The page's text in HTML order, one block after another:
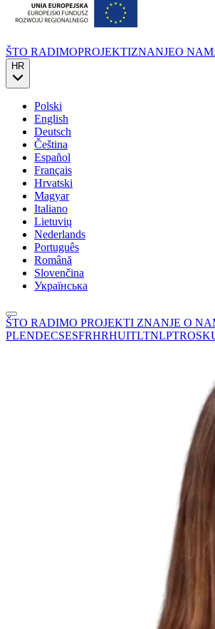
ŠTO RADIMOPROJEKTIZNANJEO
HR
Polski
English
Deutsch
Čeština
Español
Français
Hrvatski
Magyar
Italiano
Lietuvių
Nederlands
Português
Română
Slovenčina
Українська
ŠTO RADIMO PROJEKTI ZNANJE O
PLENDECSESFRHRHUITLTNLPTROSK